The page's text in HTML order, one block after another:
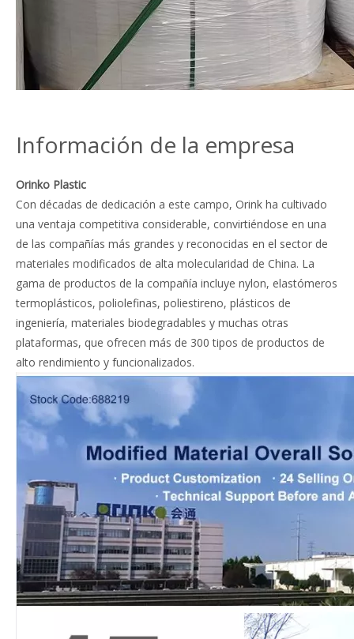
Información de la empresa
Orinko Plastic
Con décadas de dedicación a este campo, Orink ha cultivado
una ventaja competitiva considerable, convirtiéndose en una
de las compañías más grandes y reconocidas en el sector de
materiales modificados de alta molecularidad de China. La
gama de productos de la compañía incluye nylon, elastómeros
termoplásticos, poliolefinas, poliestireno, plásticos de
ingeniería, materiales biodegradables y muchas otras
plataformas, que ofrecen más de 300 tipos de productos de
alto rendimiento y funcionalizados.